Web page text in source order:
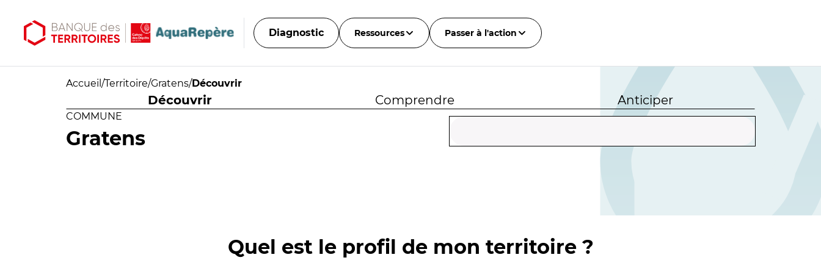
Diagnostic Ressources Passer à l'action
Accueil /Territoire/Gratens/Découvrir
Découvrir Comprendre Anticiper
COMMUNE
Gratens
Quel est le profil de mon territoire ?